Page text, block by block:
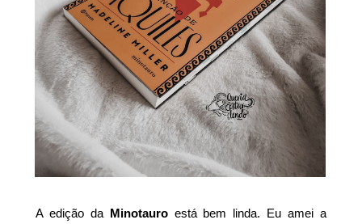
A edição da Minotauroestá bem linda. Eu amei a